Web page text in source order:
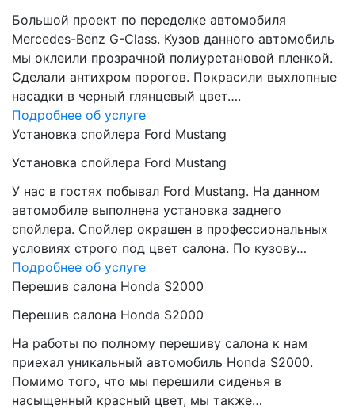
Большой проект по переделке автомобиля
Mercedes-Benz G-Class. Кузов данного автомобиль
мы оклеили прозрачной полиуретановой пленкой.
Сделали антихром порогов. Покрасили выхлопные
насадки в черный глянцевый цвет….
Подробнее об услуге
Установка спойлера Ford Mustang
Установка спойлера Ford Mustang
У нас в гостях побывал Ford Mustang. На данном
автомобиле выполнена установка заднего
спойлера. Спойлер окрашен в профессиональных
условиях строго под цвет салона. По кузову…
Подробнее об услуге
Перешив салона Honda S2000
Перешив салона Honda S2000
На работы по полному перешиву салона к нам
приехал уникальный автомобиль Honda S2000.
Помимо того, что мы перешили сиденья в
насыщенный красный цвет, мы также…